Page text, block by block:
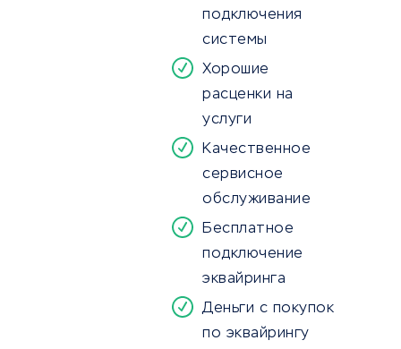
подключения
системы
Хорошие
расценки на
услуги
Качественное
сервисное
обслуживание
Бесплатное
подключение
эквайринга
Деньги с покупок
по эквайрингу